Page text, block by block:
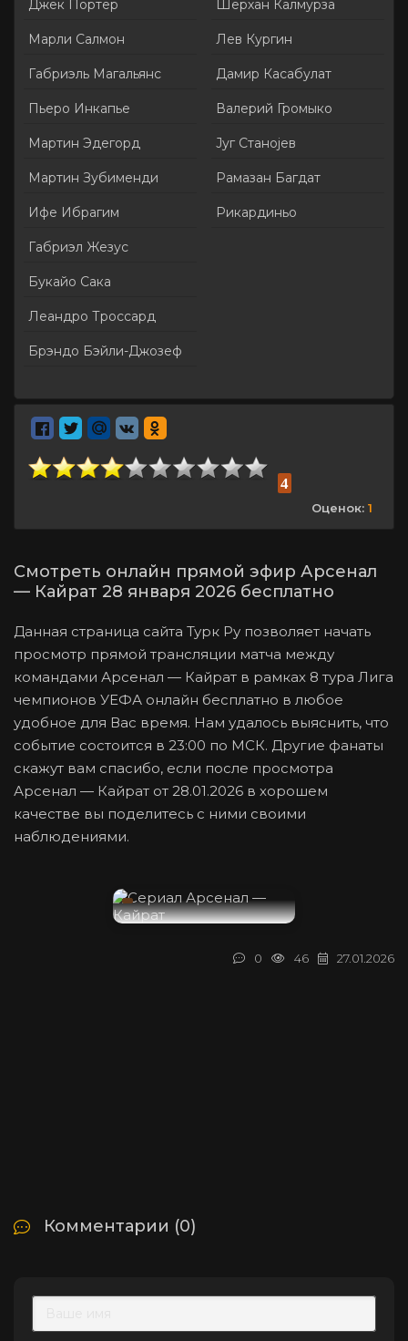
Данная страница сайта Турк Ру позволяет начать
просмотр прямой трансляции матча между
командами Арсенал — Кайрат в рамках 8 тура Лига
чемпионов УЕФА онлайн бесплатно в любое
удобное для Вас время. Нам удалось выяснить, что
событие состоится в 23:00 по МСК. Другие фанаты
скажут вам спасибо, если после просмотра
Арсенал — Кайрат от 28.01.2026 в хорошем
качестве вы поделитесь с ними своими
наблюдениями.
Смотреть онлайн прямой эфир Арсенал
— Кайрат 28 января 2026 бесплатно
Джек Портер
Марли Салмон
Габриэль Магальянс
Пьеро Инкапье
Мартин Эдегорд
Мартин Зубименди
Ифе Ибрагим
Габриэл Жезус
Букайо Сака
Леандро Троссард
Брэндо Бэйли-Джозеф
Шерхан Калмурза
Лев Кургин
Дамир Касабулат
Валерий Громыко
Југ Станојев
Рамазан Багдат
Рикардиньо
4
Оценок: 1
27.01.2026
46
0
Комментарии (0)